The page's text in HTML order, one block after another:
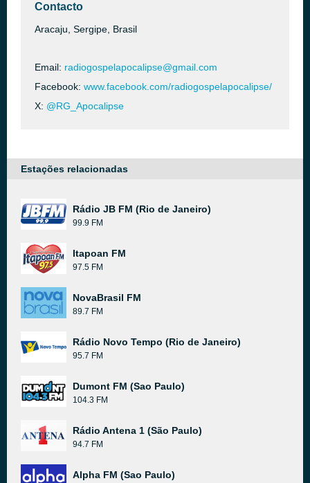
Contacto
Aracaju, Sergipe, Brasil
Email: radiogospelapocalipse@gmail.com
Facebook: www.facebook.com/radiogospelapocalipse/
X: @RG_Apocalipse
Estações relacionadas
Rádio JB FM (Rio de Janeiro)
99.9 FM
Itapoan FM
97.5 FM
NovaBrasil FM
89.7 FM
Rádio Novo Tempo (Rio de Janeiro)
95.7 FM
Dumont FM (Sao Paulo)
104.3 FM
Rádio Antena 1 (São Paulo)
94.7 FM
Alpha FM (Sao Paulo)